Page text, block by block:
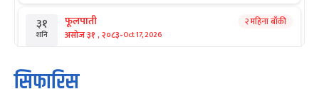
३१
शनि
फूलपाती
असोज ३१ , २०८३-Oct 17, 2026
२ महिना बाँकी
१
आइत
कार्तिक सङ्क्रान्ति
कार्तिक १, २०८३
सिफारिस